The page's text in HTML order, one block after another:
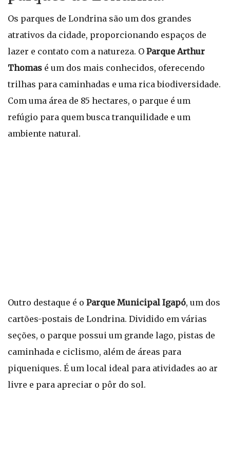
Os parques de Londrina são um dos grandes
atrativos da cidade, proporcionando espaços de
lazer e contato com a natureza. O Parque Arthur
Thomas é um dos mais conhecidos, oferecendo
trilhas para caminhadas e uma rica biodiversidade.
Com uma área de 85 hectares, o parque é um
refúgio para quem busca tranquilidade e um
ambiente natural.
Outro destaque é o Parque Municipal Igapó, um dos
cartões-postais de Londrina. Dividido em várias
seções, o parque possui um grande lago, pistas de
caminhada e ciclismo, além de áreas para
piqueniques. É um local ideal para atividades ao ar
livre e para apreciar o pôr do sol.